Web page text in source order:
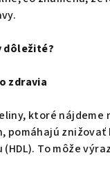
dôležité?
zdravia
ktoré
pomáhajú
To môže